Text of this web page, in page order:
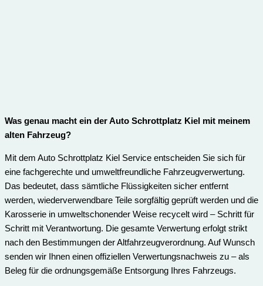
Was genau macht ein der Auto Schrottplatz Kiel mit meinem
alten Fahrzeug?
Mit dem Auto Schrottplatz Kiel Service entscheiden Sie sich für
eine fachgerechte und umweltfreundliche Fahrzeugverwertung.
Das bedeutet, dass sämtliche Flüssigkeiten sicher entfernt
werden, wiederverwendbare Teile sorgfältig geprüft werden und die
Karosserie in umweltschonender Weise recycelt wird – Schritt für
Schritt mit Verantwortung. Die gesamte Verwertung erfolgt strikt
nach den Bestimmungen der Altfahrzeugverordnung. Auf Wunsch
senden wir Ihnen einen offiziellen Verwertungsnachweis zu – als
Beleg für die ordnungsgemäße Entsorgung Ihres Fahrzeugs.